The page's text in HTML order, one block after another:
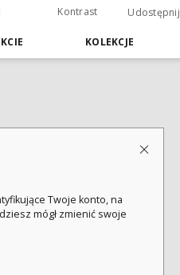
Kontrast Udostępnij
KOLEKCJE
Twoje konto, na
mógł zmienić swoje